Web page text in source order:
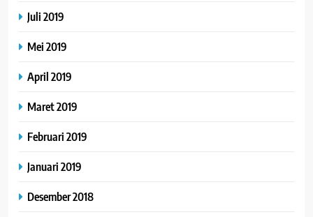
Juli 2019
Mei 2019
April 2019
Maret 2019
Februari 2019
Januari 2019
Desember 2018